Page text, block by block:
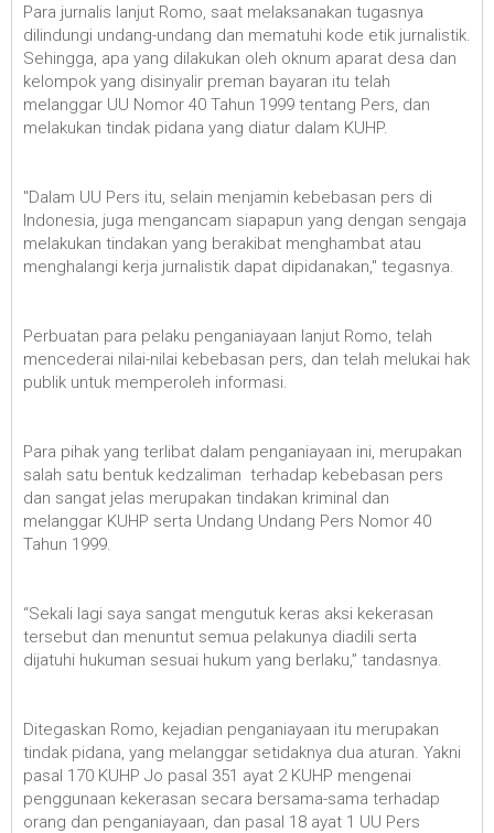
Para jurnalis lanjut Romo, saat melaksanakan tugasnya
dilindungi undang-undang dan mematuhi kode etik jurnalistik.
Sehingga, apa yang dilakukan oleh oknum aparat desa dan
kelompok yang disinyalir preman bayaran itu telah
melanggar UU Nomor 40 Tahun 1999 tentang Pers, dan
melakukan tindak pidana yang diatur dalam KUHP.
"Dalam UU Pers itu, selain menjamin kebebasan pers di
Indonesia, juga mengancam siapapun yang dengan sengaja
melakukan tindakan yang berakibat menghambat atau
menghalangi kerja jurnalistik dapat dipidanakan," tegasnya.
Perbuatan para pelaku penganiayaan lanjut Romo, telah
mencederai nilai-nilai kebebasan pers, dan telah melukai hak
publik untuk memperoleh informasi.
Para pihak yang terlibat dalam penganiayaan ini, merupakan
salah satu bentuk kedzaliman terhadap kebebasan pers
dan sangat jelas merupakan tindakan kriminal dan
melanggar KUHP serta Undang Undang Pers Nomor 40
Tahun 1999.
“Sekali lagi saya sangat mengutuk keras aksi kekerasan
tersebut dan menuntut semua pelakunya diadili serta
dijatuhi hukuman sesuai hukum yang berlaku,” tandasnya.
Ditegaskan Romo, kejadian penganiayaan itu merupakan
tindak pidana, yang melanggar setidaknya dua aturan. Yakni
pasal 170 KUHP Jo pasal 351 ayat 2 KUHP mengenai
penggunaan kekerasan secara bersama-sama terhadap
orang dan penganiayaan, dan pasal 18 ayat 1 UU Pers